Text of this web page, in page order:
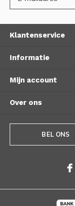
Klantenservice
Informatie
Mijn account
Over ons
BEL ONS